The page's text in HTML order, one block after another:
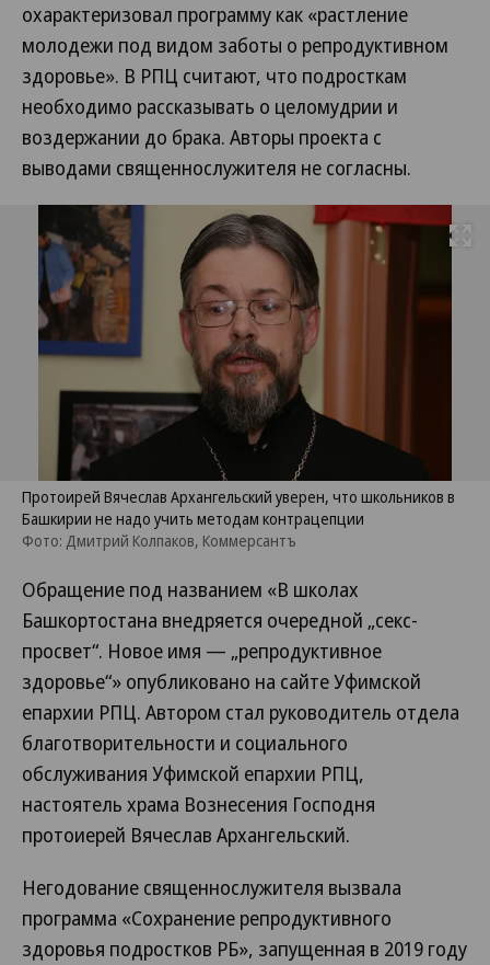
охарактеризовал программу как «растление
молодежи под видом заботы о репродуктивном
здоровье». В РПЦ считают, что подросткам
необходимо рассказывать о целомудрии и
воздержании до брака. Авторы проекта с
выводами священнослужителя не согласны.
Протоирей Вячеслав Архангельский уверен, что школьников в
Башкирии не надо учить методам контрацепции
Фото: Дмитрий Колпаков, Коммерсантъ
Обращение под названием «В школах
Башкортостана внедряется очередной „секс-
просвет“. Новое имя — „репродуктивное
здоровье“» опубликовано на сайте Уфимской
епархии РПЦ. Автором стал руководитель отдела
благотворительности и социального
обслуживания Уфимской епархии РПЦ,
настоятель храма Вознесения Господня
протоиерей Вячеслав Архангельский.
Негодование священнослужителя вызвала
программа «Сохранение репродуктивного
здоровья подростков РБ», запущенная в 2019 году